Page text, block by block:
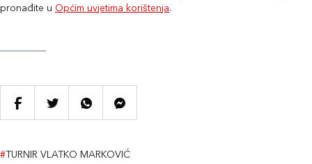
pronađite u Općim uvjetima korištenja.
#TURNIR VLATKO MARKOVIĆ